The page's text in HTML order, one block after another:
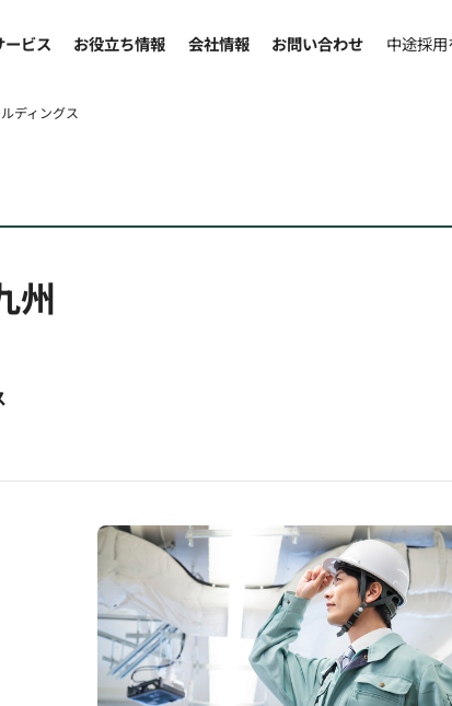
ービス お役立ち情報 会社情報 お問い合わせ 中途採
ディングス
州